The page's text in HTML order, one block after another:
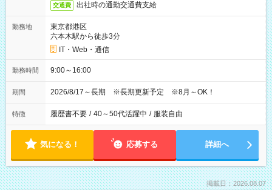
交通費 出社時の通勤交通費支給
勤務地
東京都港区
六本木駅から徒歩3分
IT・Web・通信
勤務時間 9:00～16:00
期間 2026/8/17～長期 ※長期更新予定 ※8月～OK！
特徴 履歴書不要 / 40～50代活躍中 / 服装自由
気になる！ 応募する 詳細へ
掲載日：2026.08.07